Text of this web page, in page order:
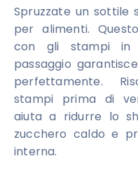
Spruzzate un sottile
per alimenti.
con gli stampi in
passaggio
perfettamente.
stampi prima di
aiuta a ridurre lo
zucchero caldo e
interna.